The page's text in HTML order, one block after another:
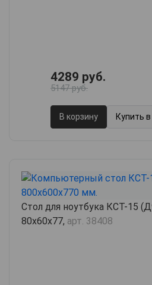
4289 руб.
5147 руб.
В корзину Купить
Стол для ноутбука КСТ-15
80х60х77, арт. 38408